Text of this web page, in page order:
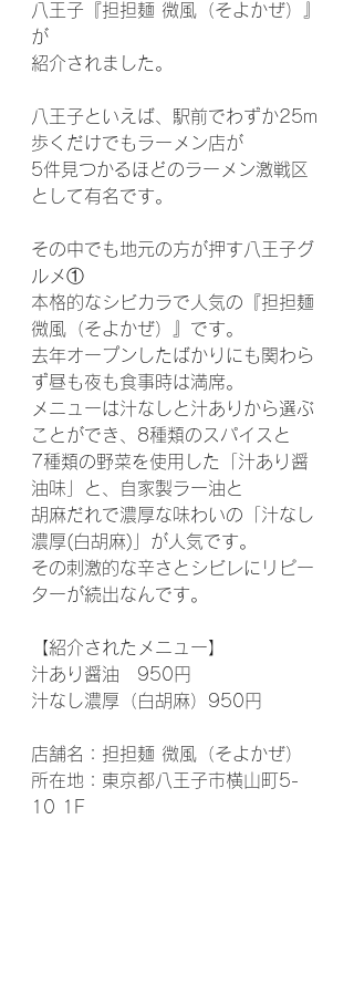
八王子『担担麺 微風（そよかぜ）』
が
紹介されました。
八王子といえば、駅前でわずか25m
歩くだけでもラーメン店が
5件見つかるほどのラーメン激戦区
として有名です。
その中でも地元の方が押す八王子グ
ルメ①
本格的なシビカラで人気の『担担麺
微風（そよかぜ）』です。
去年オープンしたばかりにも関わら
ず昼も夜も食事時は満席。
メニューは汁なしと汁ありから選ぶ
ことができ、8種類のスパイスと
7種類の野菜を使用した「汁あり醤
油味」と、自家製ラー油と
胡麻だれで濃厚な味わいの「汁なし
濃厚(白胡麻)」が人気です。
その刺激的な辛さとシビレにリピー
ターが続出なんです。
【紹介されたメニュー】
汁あり醤油　950円
汁なし濃厚（白胡麻）950円
店舗名：担担麺 微風（そよかぜ）
所在地：東京都八王子市横山町5-
10 1F